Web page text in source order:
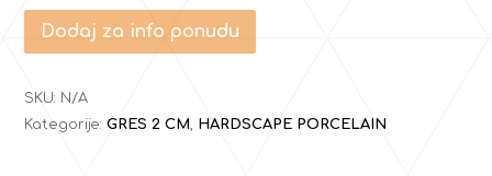
Dodaj za info ponudu
SKU: N/A
Kategorije:GRES 2 CM, HARDSCAPE PORCELAIN